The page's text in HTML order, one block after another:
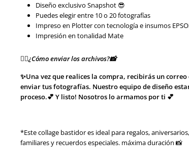
Diseño exclusivo Snapshot 😎
Puedes elegir entre 10 o 20 fotografías
Impreso en Plotter con tecnología e insumos
Impresión en tonalidad Mate
👉🏻¿Cómo enviar los archivos?📸
✨Una vez que realices la compra, recibirás un
enviar tus fotografías. Nuestro equipo de diseño
proceso.💕 Y listo! Nosotros lo armamos por ti 💕
*Este collage bastidor es ideal para regalos,
familiares y recuerdos especiales. máxima duración 📸